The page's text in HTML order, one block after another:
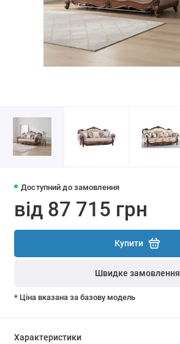
Доступний до замовлення
від 87 715 грн
Купити
Швидке замовлення
* Ціна вказана за базову модель
Характеристики